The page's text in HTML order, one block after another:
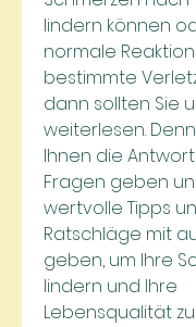
lindern können
normale
bestimmte
dann sollten Sie
weiterlesen.
Ihnen die
Fragen geben
wertvolle Tipps
Ratschläge mit
geben, um Ihre
lindern und Ihre
Lebensqualität